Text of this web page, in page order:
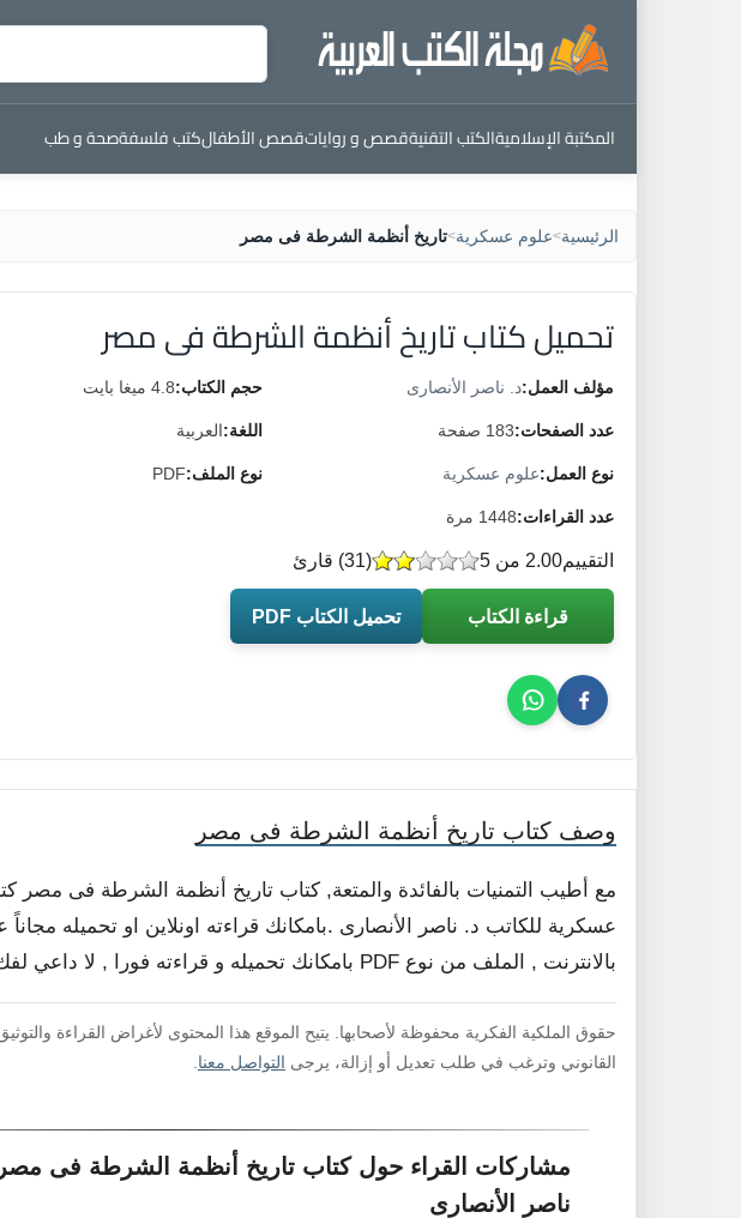
المكتبة الإسلاميةالكتب التقنيةقصص و رواياتقصص الأطفالكتب فلسفةصحة و طب
الرئيسية>علوم عسكرية>تاريخ أنظمة الشرطة فى مصر
تحميل كتاب تاريخ أنظمة الشرطة فى مصر
مؤلف العمل:د. ناصر الأنصارى حجم الكتاب:4.8 ميغا بايت
عدد الصفحات:183 صفحة اللغة:العربية
نوع العمل:علوم عسكرية نوع الملف:PDF
عدد القراءات:1448 مرة
التقييم (
31) قارئ 2.00 من 5
قراءة الكتاب تحميل الكتاب PDF
وصف كتاب تاريخ أنظمة الشرطة فى مصر
مع أطيب التمنيات بالفائدة والمتعة, كتاب تاريخ أنظمة الشرطة فى
عسكرية للكاتب د. ناصر الأنصارى .بامكانك قراءته اونلاين او تحميله
بالانترنت , الملف من نوع PDF بامكانك تحميله و قراءته فورا , لا داعي لفك الضغط .
حقوق الملكية الفكرية محفوظة لأصحابها. يتيح الموقع هذا المحتوى لأغراض القراءة
القانوني وترغب في طلب تعديل أو إزالة، يرجى التواصل معنا
مشاركات القراء حول كتاب تاريخ أنظمة الشرطة فى
ناصر الأنصارى